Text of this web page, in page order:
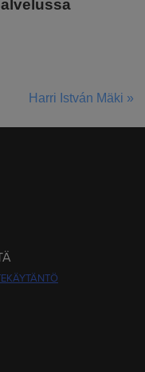
Harri István Mäki »